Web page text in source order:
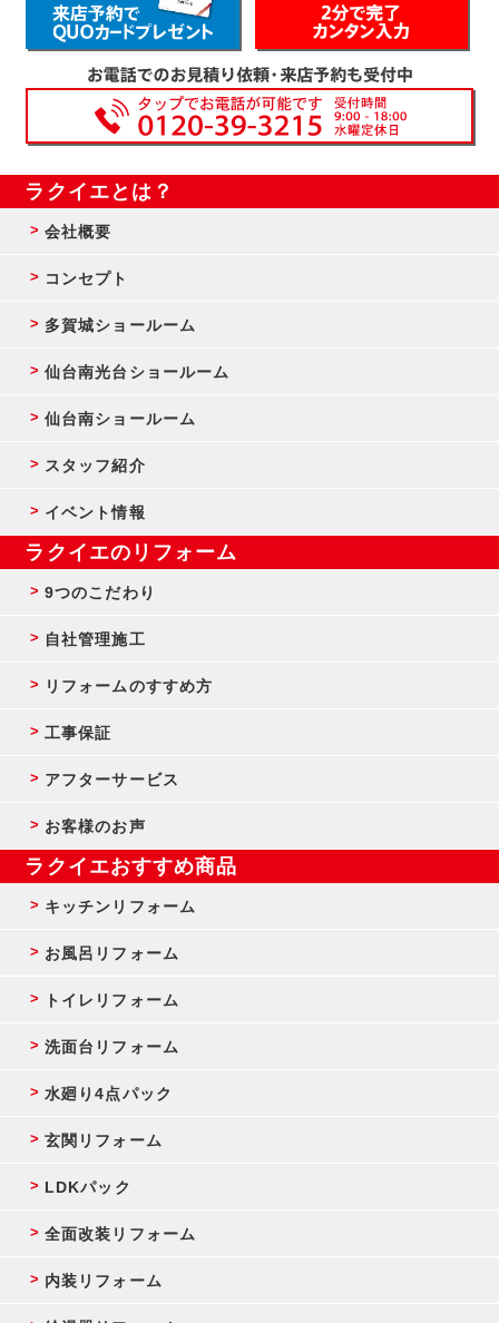
ラクイエとは？
会社概要
コンセプト
多賀城ショールーム
仙台南光台ショールーム
仙台南ショールーム
スタッフ紹介
イベント情報
ラクイエのリフォーム
9つのこだわり
自社管理施工
リフォームのすすめ方
工事保証
アフターサービス
お客様のお声
ラクイエおすすめ商品
キッチンリフォーム
お風呂リフォーム
トイレリフォーム
洗面台リフォーム
水廻り4点パック
玄関リフォーム
LDKパック
全面改装リフォーム
内装リフォーム